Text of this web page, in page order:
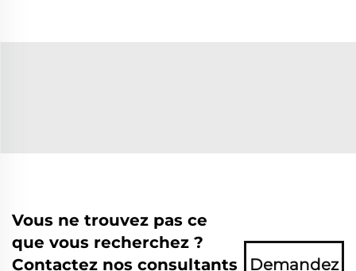
Vous ne trouvez pas ce
que vous recherchez ?
Contactez nos consultants
Demandez